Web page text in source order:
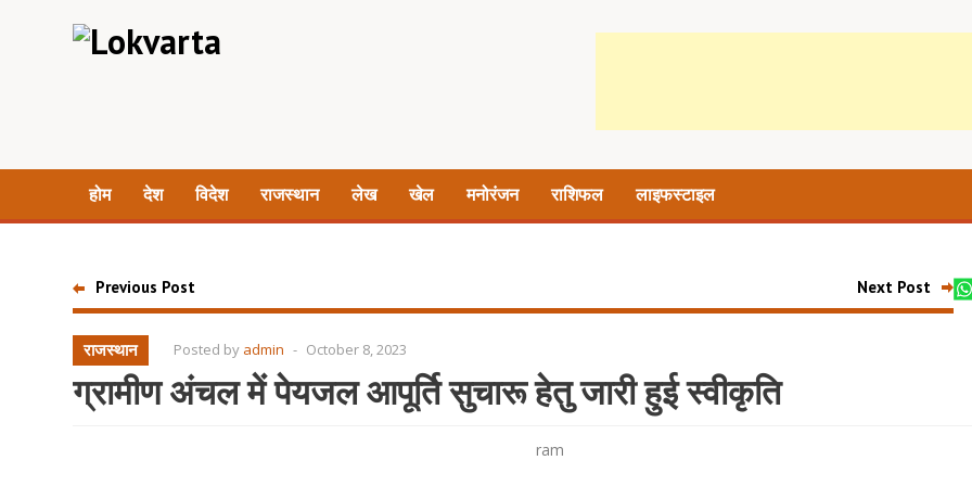
होम देश विदेश राजस्थान लेख खेल मनोरंजन राशिफल लाइफस्टाइल
Previous Post Next Post
राजस्थान Posted by admin - October 8, 2023
ग्रामीण अंचल में पेयजल आपूर्ति सुचारू हेतु जारी हुई स्वीकृति
ram